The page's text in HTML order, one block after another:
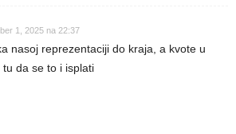
1, 2025 na 22:37
nasoj reprezentaciji do kraja, a kvote u
da se to i isplati